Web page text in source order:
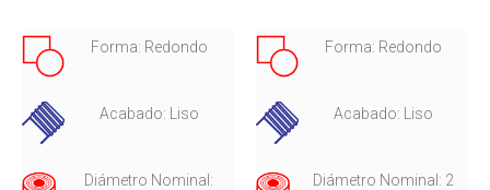
Forma: Redondo
Acabado: Liso
Diámetro Nominal:
Forma: Redondo
Acabado: Liso
Diámetro Nominal: 2